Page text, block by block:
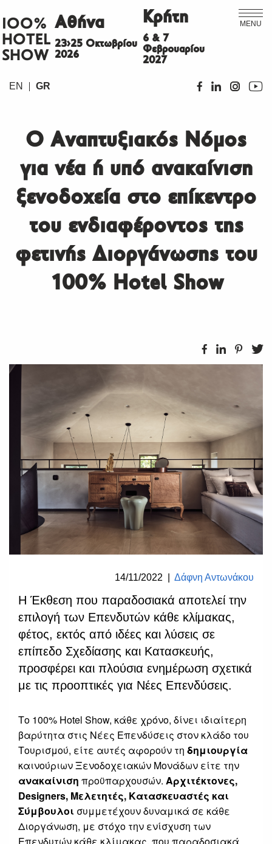
MENU
ΙΟΟ%
HOTEL
SHOW
Αθήνα
23>25 Οκτωβρίου
2026
Κρήτη
6 & 7
Φεβρουαρίου
2027
EN GR
Ο Αναπτυξιακός Νόμος
για νέα ή υπό ανακαίνιση
ξενοδοχεία στο επίκεντρο
του ενδιαφέροντος της
φετινής Διοργάνωσης του
100% Hotel Show
14/11/2022 Δάφνη Αντωνάκου
Η Έκθεση που παραδοσιακά αποτελεί την
επιλογή των Επενδυτών κάθε κλίμακας,
φέτος, εκτός από ιδέες και λύσεις σε
επίπεδο Σχεδίασης και Κατασκευής,
προσφέρει και πλούσια ενημέρωση σχετικά
με τις προοπτικές για Νέες Επενδύσεις.
Το 100% Hotel Show, κάθε χρόνο, δίνει ιδιαίτερη
βαρύτητα στις Νέες Επενδύσεις στον κλάδο του
Τουρισμού, είτε αυτές αφορούν τη δημιουργία
καινούριων Ξενοδοχειακών Μονάδων είτε την
ανακαίνιση προϋπαρχουσών. Αρχιτέκτονες,
Designers, Μελετητές, Κατασκευαστές και
Σύμβουλοι συμμετέχουν δυναμικά σε κάθε
Διοργάνωση, με στόχο την ενίσχυση των